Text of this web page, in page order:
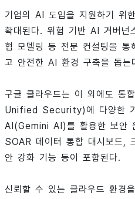
기업의 AI 도입을 지원하기 위
확대된다. 위험 기반 AI 거버
협 모델링 등 전문 컨설팅을 통
고 안전한 AI 환경 구축을 돕는
구글 클라우드는 이 외에도 통
Unified Security)에 다양한 기
AI(Gemini AI)를 활용한 보안
SOAR 데이터 통합 대시보드,
안 강화 기능 등이 포함된다.
신뢰할 수 있는 클라우드 환경